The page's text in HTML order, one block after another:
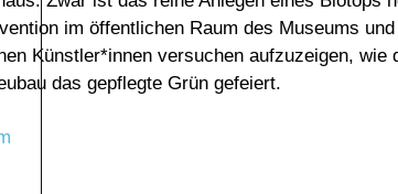
im öffentlichen Raum des Museums
Künstler*innen versuchen aufzuzeigen,
das gepflegte Grün gefeiert.